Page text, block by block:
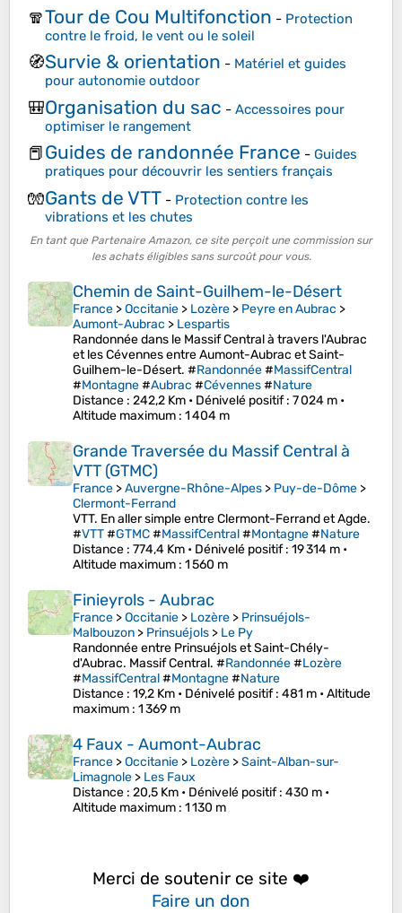
🧣Tour de Cou Multifonction - Protection
contre le froid, le vent ou le soleil
🧭Survie & orientation - Matériel et guides
pour autonomie outdoor
🎒Organisation du sac - Accessoires pour
optimiser le rangement
📕Guides de randonnée France - Guides
pratiques pour découvrir les sentiers français
🧤Gants de VTT - Protection contre les
vibrations et les chutes
En tant que Partenaire Amazon, ce site perçoit une commission sur
les achats éligibles sans surcoût pour vous.
Chemin de Saint-Guilhem-le-Désert
France >Occitanie > Lozère > Peyre en Aubrac >
Aumont-Aubrac > Lespartis
Randonnée dans le Massif Central à travers l'Aubrac
et les Cévennes entre Aumont-Aubrac et Saint-
Guilhem-le-Désert. #Randonnée#MassifCentral
#Montagne#Aubrac #Cévennes#Nature
Distance : 242,2 Km • Dénivelé positif: 7 024 m •
Altitude maximum : 1 404 m
Grande Traversée du Massif Central à
VTT (GTMC)
France >Auvergne-Rhône-Alpes > Puy-de-Dôme >
Clermont-Ferrand
VTT. En aller simple entre Clermont-Ferrand et Agde.
#VTT#GTMC#MassifCentral#Montagne#Nature
Distance : 774,4 Km • Dénivelé positif: 19 314 m •
Altitude maximum : 1 560 m
Finieyrols - Aubrac
France >Occitanie > Lozère > Prinsuéjols-
Malbouzon > Prinsuéjols > Le Py
Randonnée entre Prinsuéjols et Saint-Chély-
d'Aubrac. Massif Central. #Randonnée#Lozère
#MassifCentral#Montagne#Nature
Distance : 19,2 Km • Dénivelé positif: 481 m •Altitude
maximum : 1 369 m
4 Faux - Aumont-Aubrac
France >Occitanie > Lozère >Saint-Alban-sur-
Limagnole > Les Faux
Distance : 20,5 Km • Dénivelé positif: 430 m •
Altitude maximum : 1 130 m
Merci de soutenir ce site ❤️
Faire un don